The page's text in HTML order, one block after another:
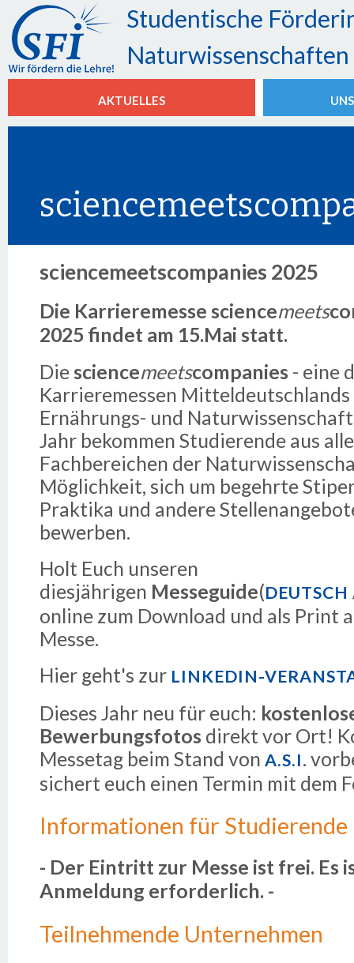
Studentische
Naturwissenschaften
sciencemeetscompanies 2025
Die Karrieremesse sciencemeets
2025 findet am 15.Mai statt.
Die sciencemeetscompanies - eine
Karrieremessen
Ernährungs- und
Jahr bekommen Studierende aus
Fachbereichen der
Möglichkeit, sich um begehrte
Praktika und andere
bewerben.
Holt Euch unseren
diesjährigen Messeguide(DEUTSCH
online zum Download und als Print
Messe.
Hier geht's zur LINKEDIN-
Dieses Jahr neu für euch:
Bewerbungsfotos direkt vor Ort!
Messetag beim Stand von A.S.I.
sichert euch einen Termin mit dem
Informationen für Studierende
- Der Eintritt zur Messe ist frei. Es
Anmeldung erforderlich. -
Teilnehmende Unternehmen
AKTUELLES